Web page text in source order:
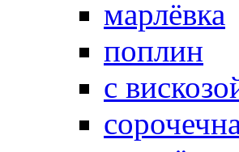
марлёвка
поплин
с